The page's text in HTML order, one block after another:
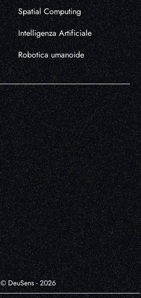
Spatial Computing
Intelligenza Artificiale
Robotica umanoide
© DeuSens - 2026